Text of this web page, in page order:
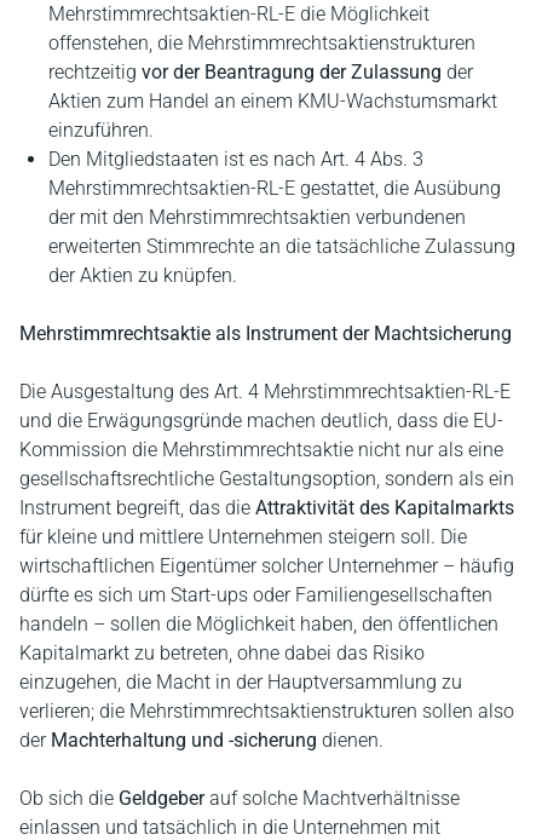
Mehrstimmrechtsaktien-RL-E die Möglichkeit
offenstehen, die Mehrstimmrechtsaktienstrukturen
rechtzeitig vor der Beantragung der Zulassung der
Aktien zum Handel an einem KMU-Wachstumsmarkt
einzuführen.
Den Mitgliedstaaten ist es nach Art. 4 Abs. 3
Mehrstimmrechtsaktien-RL-E gestattet, die Ausübung
der mit den Mehrstimmrechtsaktien verbundenen
erweiterten Stimmrechte an die tatsächliche Zulassung
der Aktien zu knüpfen.
Mehrstimmrechtsaktie als Instrument der Machtsicherung
Die Ausgestaltung des Art. 4 Mehrstimmrechtsaktien-RL-E
und die Erwägungsgründe machen deutlich, dass die EU-
Kommission die Mehrstimmrechtsaktie nicht nur als eine
gesellschaftsrechtliche Gestaltungsoption, sondern als ein
Instrument begreift, das die Attraktivität des Kapitalmarkts
für kleine und mittlere Unternehmen steigern soll. Die
wirtschaftlichen Eigentümer solcher Unternehmer – häufig
dürfte es sich um Start-ups oder Familiengesellschaften
handeln – sollen die Möglichkeit haben, den öffentlichen
Kapitalmarkt zu betreten, ohne dabei das Risiko
einzugehen, die Macht in der Hauptversammlung zu
verlieren; die Mehrstimmrechtsaktienstrukturen sollen also
der Machterhaltung und -sicherung dienen.
Ob sich die Geldgeberauf solche Machtverhältnisse
einlassen und tatsächlich in die Unternehmen mit